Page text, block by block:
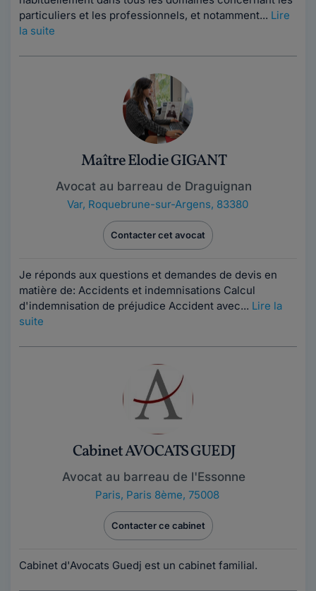
particuliers et les professionnels, et notamment... Lire
la suite
Maître Elodie GIGANT
Avocat au barreau de Draguignan
Var, Roquebrune-sur-Argens, 83380
Contacter cet avocat
Je réponds aux questions et demandes de devis en
matière de: Accidents et indemnisations Calcul
d'indemnisation de préjudice Accident avec... Lire la
suite
Cabinet AVOCATS GUEDJ
Avocat au barreau de l'Essonne
Paris, Paris 8ème, 75008
Contacter ce cabinet
Cabinet d'Avocats Guedj est un cabinet familial.